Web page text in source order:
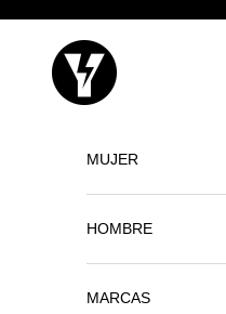
Yellowshop
MUJER
HOMBRE
MARCAS